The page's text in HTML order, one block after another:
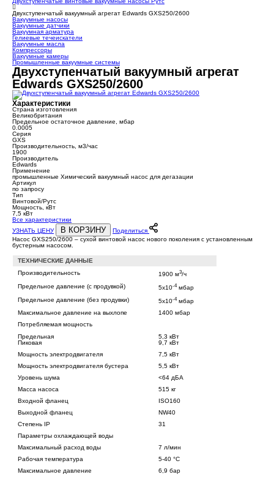
Двухступенчатый вакуумный агрегат Edwards GXS250/2600
Вакуумные насосы
Вакуумные датчики
Вакуумная арматура
Гелиевые течеискатели
Вакуумные масла
Компрессоры
Вакуумные камеры
Промышленные вакуумные системы
Двухступенчатый вакуумный агрегат
Edwards GXS250/2600
Характеристики
Страна изготовления
Великобритания
Предельное остаточное давление, мбар
0.0005
Серия
GXS
Производительность, м3/час
1900
Производитель
Edwards
Применение
промышленные Химический вакуумный насос для дегазации
Артикул
по запросу
Тип
Винтовой/Рутс
Мощность, кВт
7,5 кВт
Все характеристики
УЗНАТЬ ЦЕНУ
В КОРЗИНУ
Поделиться
Насос GXS250/2600 – сухой винтовой насос нового поколения с установленным
бустерным насосом.
ТЕХНИЧЕСКИЕ ДАННЫЕ
Производительность
1900 м3/ч
Предельное давление (с продувкой)
5x10-4мбар
Предельное давление (без продувки)
5x10-4мбар
Максимальное давление на выхлопе
1400 мбар
Потребляемая мощность
Предельная
Пиковая
5,3 кВт
9,7 кВт
Мощность электродвигателя
7,5 кВт
Мощность электродвигателя бустера
5,5 кВт
Уровень шума
<64 дБА
Масса насоса
515 кг
Входной фланец
ISO160
Выходной фланец
NW40
Степень IP
31
Параметры охлаждающей воды
Максимальный расход воды
7 л/мин
Рабочая температура
5-40 °С
Максимальное давление
6,9 бар